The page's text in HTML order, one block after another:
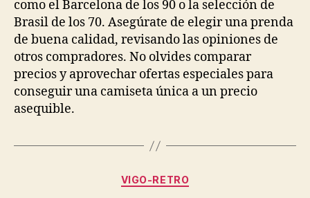
como el Barcelona de los 90 o la selección de
Brasil de los 70. Asegúrate de elegir una prenda
de buena calidad, revisando las opiniones de
otros compradores. No olvides comparar
precios y aprovechar ofertas especiales para
conseguir una camiseta única a un precio
asequible.
Categorías
VIGO-RETRO